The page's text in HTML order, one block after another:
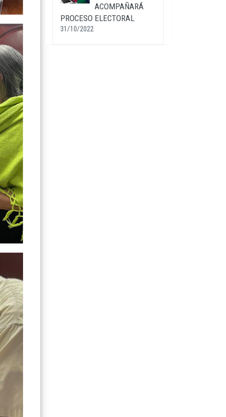
ACOMPAÑARÁ
PROCESO ELECTORAL
31/10/2022